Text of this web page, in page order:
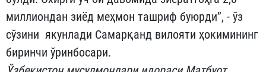
миллиондан зиёд меҳмон ташриф буюрди”, - ўз
сўзини якунлади Самарқанд вилояти ҳокимининг
биринчи ўринбосари.